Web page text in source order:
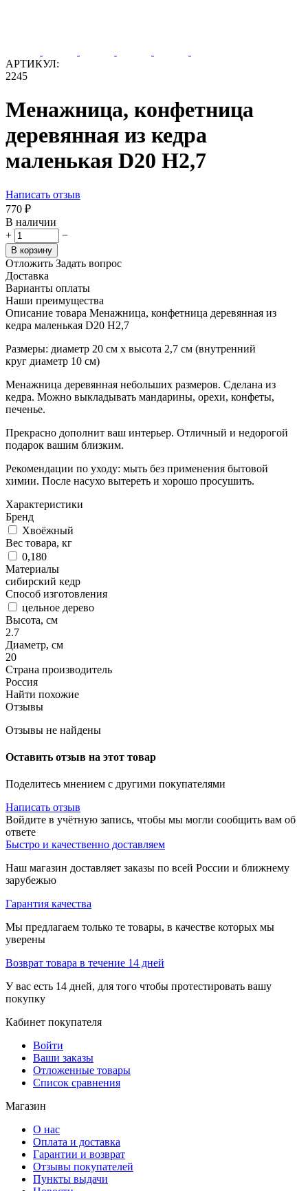
АРТИКУЛ:
2245
Менажница, конфетница
деревянная из кедра
маленькая D20 H2,7
Написать отзыв
‍770‍ ₽
В наличии
+
−
В корзину
Отложить Задать вопрос
Доставка
Варианты оплаты
Наши преимущества
Описание товара Менажница, конфетница деревянная из
кедра маленькая D20 H2,7
Размеры: диаметр 20 см x высота 2,7 см (внутренний
круг диаметр 10 см)
Менажница деревянная небольших размеров. Сделана из
кедра. Можно выкладывать мандарины, орехи, конфеты,
печенье.
Прекрасно дополнит ваш интерьер. Отличный и недорогой
подарок вашим близким.
Рекомендации по уходу: мыть без применения бытовой
химии. После насухо вытереть и хорошо просушить.
Характеристики
Бренд
Хвоёжный
Вес товара, кг
0,180
Материалы
сибирский кедр
Способ изготовления
цельное дерево
Высота, см
2.7
Диаметр, см
20
Страна производитель
Россия
Найти похожие
Отзывы
Отзывы не найдены
Оставить отзыв на этот товар
Поделитесь мнением с другими покупателями
Написать отзыв
Войдите в учётную запись, чтобы мы могли сообщить вам об
ответе
Быстро и качественно доставляем
Наш магазин доставляет заказы по всей России и ближнему
зарубежью
Гарантия качества
Мы предлагаем только те товары, в качестве которых мы
уверены
Возврат товара в течение 14 дней
У вас есть 14 дней, для того чтобы протестировать вашу
покупку
Кабинет покупателя
Войти
Ваши заказы
Отложенные товары
Список сравнения
Магазин
О нас
Оплата и доставка
Гарантии и возврат
Отзывы покупателей
Пункты выдачи